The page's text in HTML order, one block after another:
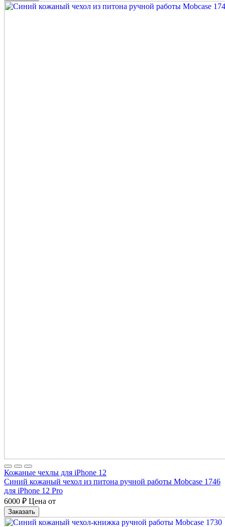
Кожаные чехлы для iPhone 12
Синий кожаный чехол из питона ручной работы Mobcase 1746
для iPhone 12 Pro
6000 ₽ Цена от
Заказать